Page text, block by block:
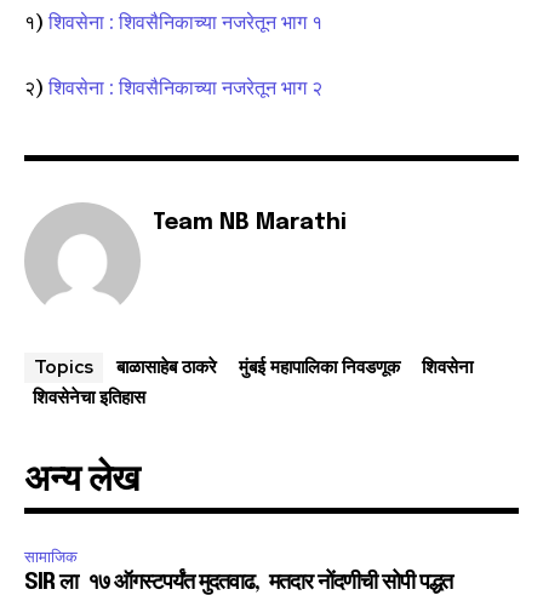
१) शिवसेना : शिवसैनिकाच्या नजरेतून भाग १
२) शिवसेना : शिवसैनिकाच्या नजरेतून भाग २
Team NB Marathi
Topics बाळासाहेब ठाकरे मुंबई महापालिका निवडणूक
शिवसेना
शिवसेनेचा इतिहास
अन्य लेख
सामाजिक
SIR ला १७ ऑगस्टपर्यंत मुदतवाढ, मतदार नोंदणीची सोपी पद्धत